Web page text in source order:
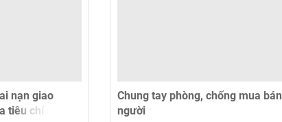
nạn giao
tiêu chí
Chung tay phòng, chống mua bán
người